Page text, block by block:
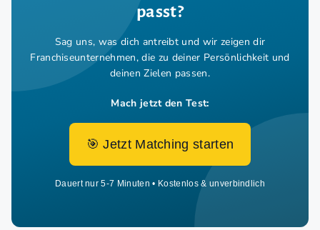
passt?
Sag uns, was dich antreibt und wir zeigen dir
Franchiseunternehmen, die zu deiner Persönlichkeit und
deinen Zielen passen.
Mach jetzt den Test:
🎯 Jetzt Matching starten
Dauert nur 5-7 Minuten • Kostenlos & unverbindlich